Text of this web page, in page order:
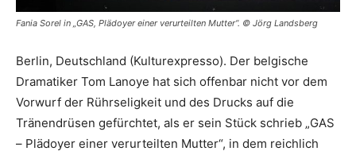
Fania Sorel in „GAS, Plädoyer einer verurteilten Mutter“. © Jörg Landsberg
Berlin, Deutschland (Kulturexpresso). Der belgische
Dramatiker Tom Lanoye hat sich offenbar nicht vor dem
Vorwurf der Rührseligkeit und des Drucks auf die
Tränendrüsen gefürchtet, als er sein Stück schrieb „GAS
– Plädoyer einer verurteilten Mutter“, in dem reichlich